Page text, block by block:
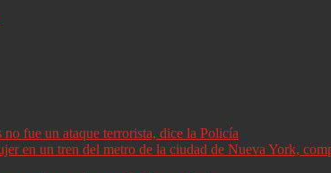
fue un ataque terrorista, dice la Policía